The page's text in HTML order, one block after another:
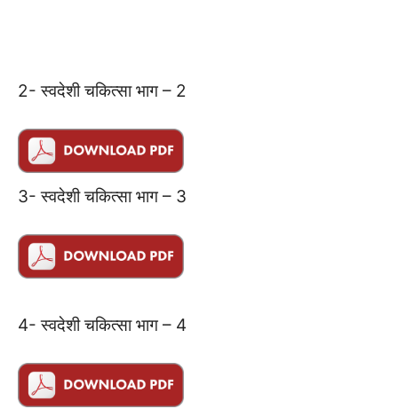
2- स्वदेशी चकित्सा भाग – 2
3- स्वदेशी चकित्सा भाग – 3
4- स्वदेशी चकित्सा भाग – 4